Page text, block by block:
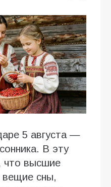
5 августа —
В эту
что высшие
сны,